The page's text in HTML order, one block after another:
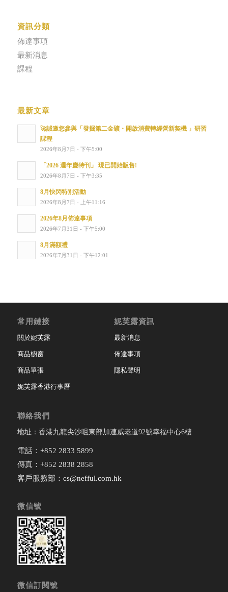
資訊分類
佈達事項
最新消息
課程
最新文章
🚀誠邀您參與「發掘第二金礦・開啟消費轉經營新契機 」研習
課程
2026年8月7日 - 下午5:00
「2026 週年慶特刊」 現已開始販售!
2026年8月7日 - 下午3:35
8月快閃特別活動
2026年8月7日 - 上午11:16
2026年8月佈達事項
2026年7月31日 - 下午5:00
8月滿額禮
2026年7月31日 - 下午12:01
常用鏈接
關於妮芙露
商品櫥窗
商品單張
妮芙露香港行事曆
妮芙露資訊
最新消息
佈達事項
隱私聲明
聯絡我們
地址：香港九龍尖沙咀東部加連威老道92號幸福中心6樓
電話：+852 2833 5899
傳真：+852 2838 2858
客戶服務部： cs@nefful.com.hk
微信號
微信訂閱號